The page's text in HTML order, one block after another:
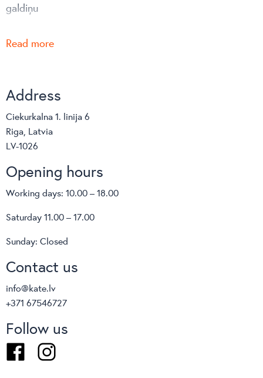
galdiņu
Lūgums par iegādi sazināties ar klientu pa tiešo:
Līva 26187774
Read more
Address
Ciekurkalna 1. linija 6
Riga, Latvia
LV-1026
Opening hours
Working days: 10.00 – 18.00
Saturday 11.00 – 17.00
Sunday: Closed
Contact us
info@kate.lv
+371 67546727
Follow us
FacebookInstagram